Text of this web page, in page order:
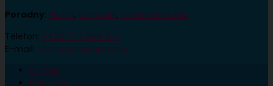
Poradny: Praha, Nymburk, online poradna
Telefon: +420 777 588 352
E-mail: radana@rovena.info
O mně
Semináře